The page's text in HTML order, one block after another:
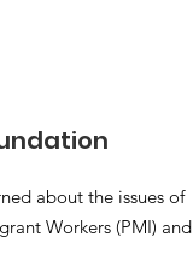
about the issues of
Workers (PMI) and